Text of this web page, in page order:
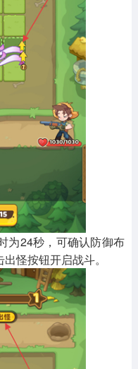
为24秒，可确认防御布
怪按钮开启战斗。